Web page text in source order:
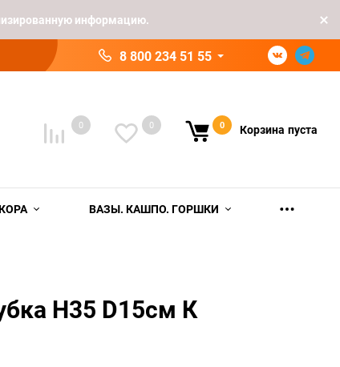
информацию.
8 800 234 51 55
0 0 0 Корзина пуста
ВАЗЫ. КАШПО. ГОРШКИ
H35 D15см К